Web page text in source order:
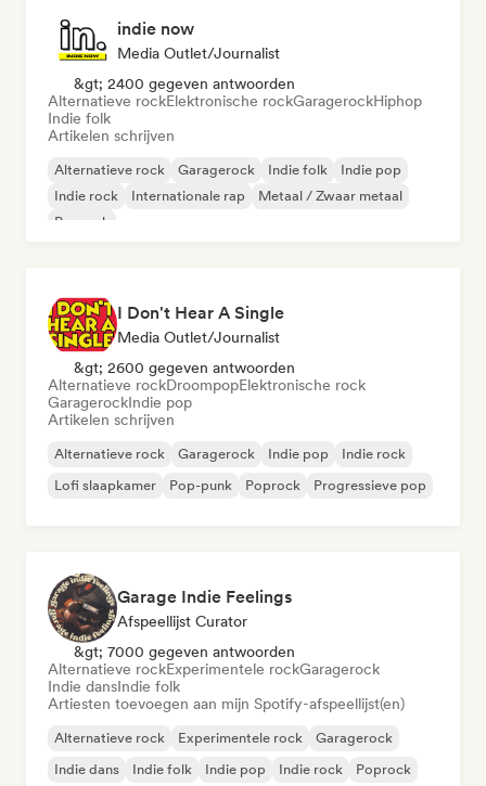
indie now
Media Outlet/Journalist
&gt; 2400 gegeven antwoorden
Alternatieve rockElektronische rockGaragerockHiphop
Indie folk
Artikelen schrijven
Alternatieve rock Garagerock Indie folk
Indie pop
Indie rock
Internationale rap
Metaal / Zwaar metaal
Poprock
I Don't Hear A Single
Media Outlet/Journalist
&gt; 2600 gegeven antwoorden
Alternatieve rockDroompopElektronische rock
GaragerockIndie pop
Artikelen schrijven
Alternatieve rock Garagerock Indie pop
Indie rock
Lofi slaapkamer
Pop-punk Poprock Progressieve pop
Garage Indie Feelings
Afspeellijst Curator
&gt; 7000 gegeven antwoorden
Alternatieve rockExperimentele rockGaragerock
Indie dansIndie folk
Artiesten toevoegen aan mijn Spotify-afspeellijst(en)
Alternatieve rock Experimentele rock
Garagerock
Indie dans
Indie folk Indie pop Indie rock Poprock